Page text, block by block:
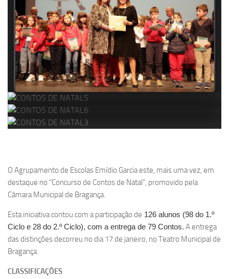
O Agrupamento de Escolas Emídio Garcia este, mais uma vez, em
destaque no “Concurso de Contos de Natal”, promovido pela
Câmara Municipal de Bragança.
Esta iniciativa contou com a participação de 126 alunos (98 do 1.º
Ciclo e 28 do 2.º Ciclo), com a entrega de 79 Contos. A entrega
das distinções decorreu no dia 17 de janeiro, no Teatro Municipal de
Bragança.
CLASSIFICAÇÕES